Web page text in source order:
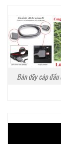
Bán dây cáp